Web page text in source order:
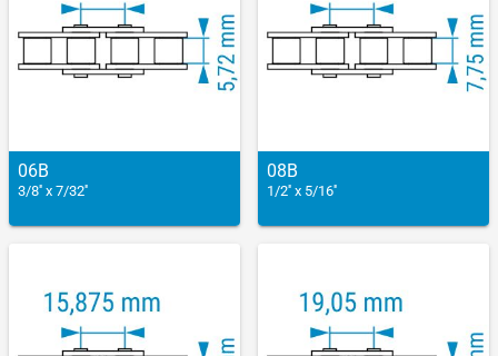
06B
3/8'' x 7/32''
08B
1/2'' x 5/16''